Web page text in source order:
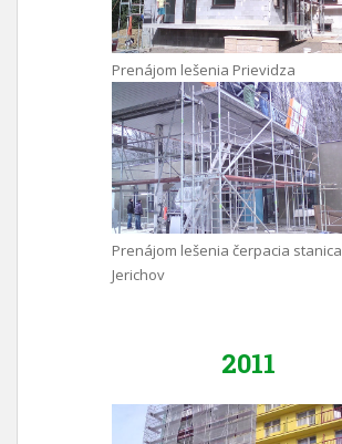
Prenájom lešenia Prievidza
Prenájom lešenia čerpacia stanica
Jerichov
2011